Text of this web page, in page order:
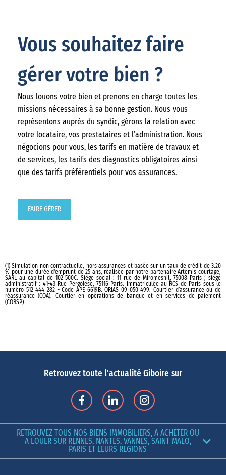
Vous souhaitez faire
gérer votre bien ?
Nous louons votre bien et prenons en charge toutes les
missions nécessaires à sa bonne gestion. Nous vous
représentons auprès du syndic, gérons la relation avec
votre locataire, vos prestataires et l’administration. Nous
négocions pour vous, les tarifs en matière de travaux et
de services, les tarifs des diagnostics obligatoires ainsi
que des tarifs préférentiels pour vos assurances.
FAIRE GÉRER
(1) Simulation non contractuelle, hors assurances et basée sur un taux de crédit de 3.20
% pour une durée d'emprunt de 25 ans, réalisée par notre partenaire Artémis courtage,
SARL au capital de 102 500€. Siège social : 11 rue de Miromesnil, 75008 Paris ; siège
administratif : 41-43 Rue Pergolèse, 75116 Paris. Immatriculée au RCS de Paris sous le
numéro 512 444 282 - Code APE 6619B. ORIAS 09 050 499. Courtier d’assurance ou de
réassurance (COA). Courtier en opérations de banque et en services de paiement
(COBSP)
Retrouvez toute l'actualité Giboire sur
RETROUVEZ TOUS NOS BIENS IMMOBILIERS, A ACHETER OU
A LOUER SUR RENNES, NANTES, VANNES, SAINT MALO,
PARIS ET LEURS REGIONS